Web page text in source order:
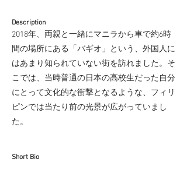
Description
2018年、両親と一緒にマニラから車で約6時
間の場所にある「バギオ」という、外国人に
はあまり知られていない街を訪れました。そ
こでは、当時普通の日本の高校生だった自分
にとって文化的な衝撃となるような、フィリ
ピンでは当たり前の光景が広がっていまし
た。
Short Bio